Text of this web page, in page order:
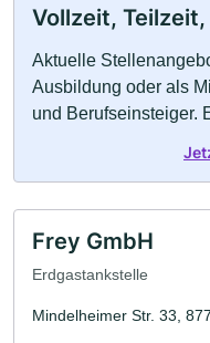
Vollzeit,
Aktuelle
Ausbildung oder als
und Berufseinsteiger.
Frey GmbH
Erdgastankstelle
Mindelheimer Str. 33,